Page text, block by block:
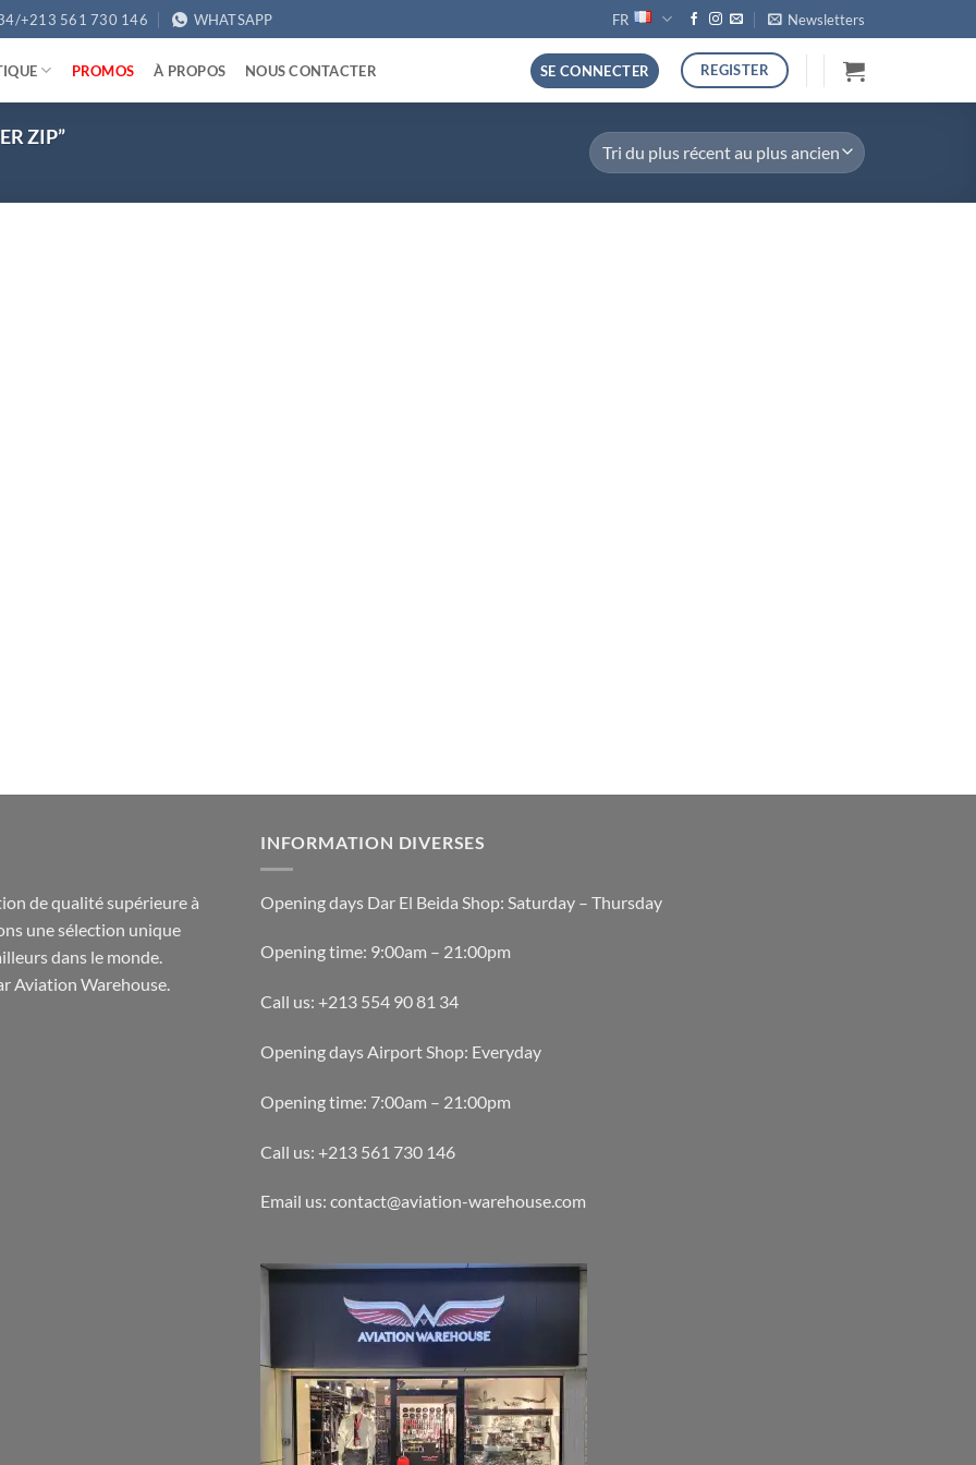
+213 561 730 146 WHATSAPP FR Newsletters
PROMOS À PROPOS NOUS CONTACTER SE CONNECTER REGISTER
ZIP”
de qualité supérieure à
une sélection unique
dans le monde.
Aviation Warehouse.
INFORMATION DIVERSES
Opening days Dar El Beida Shop: Saturday – Thursday
Opening time: 9:00am – 21:00pm
Call us: +213 554 90 81 34
Opening days Airport Shop: Everyday
Opening time: 7:00am – 21:00pm
Call us: +213 561 730 146
Email us: contact@aviation-warehouse.com